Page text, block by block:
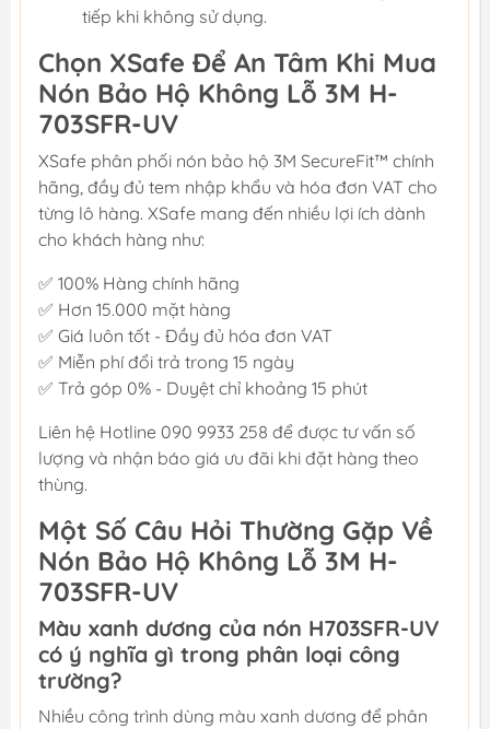
tiếp khi không sử dụng.
Chọn XSafe Để An Tâm Khi Mua
Nón Bảo Hộ Không Lỗ 3M H-
703SFR-UV
XSafe phân phối nón bảo hộ 3M SecureFit™ chính
hãng, đầy đủ tem nhập khẩu và hóa đơn VAT cho
từng lô hàng. XSafe mang đến nhiều lợi ích dành
cho khách hàng như:
✅ 100% Hàng chính hãng
✅ Hơn 15.000 mặt hàng
✅ Giá luôn tốt - Đầy đủ hóa đơn VAT
✅ Miễn phí đổi trả trong 15 ngày
✅ Trả góp 0% - Duyệt chỉ khoảng 15 phút
Liên hệ Hotline 090 9933 258 để được tư vấn số
lượng và nhận báo giá ưu đãi khi đặt hàng theo
thùng.
Một Số Câu Hỏi Thường Gặp Về
Nón Bảo Hộ Không Lỗ 3M H-
703SFR-UV
Màu xanh dương của nón H703SFR-UV
có ý nghĩa gì trong phân loại công
trường?
Nhiều công trình dùng màu xanh dương để phân